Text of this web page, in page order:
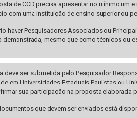
de CCD precisa apresentar no mínimo um
com uma instituição de ensino superior ou
haver Pesquisadores Associados ou
demonstrada, mesmo que como técnicos ou
deve ser submetida pelo Pesquisador
em Universidades Estaduais Paulistas ou
sua participação na proposta elaborada
que devem ser enviados está